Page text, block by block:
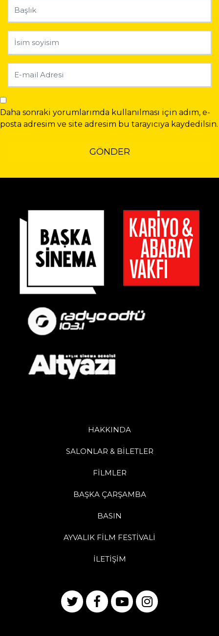
Daha sonraki yorumlarımda kullanılması için adım, e-
posta adresim ve site adresim bu tarayıcıya kaydedilsin.
HAKKINDA
SALONLAR & BİLETLER
FİLMLER
BAŞKA ÇARŞAMBA
BASIN
AYVALIK FİLM FESTİVALİ
İLETİŞİM